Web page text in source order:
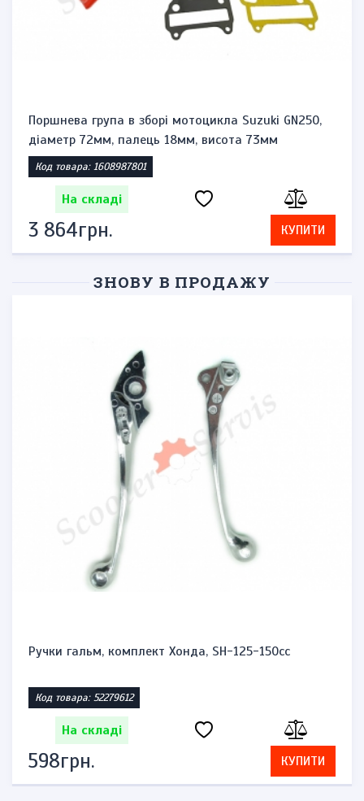
Поршнева група в зборі мотоцикла Suzuki GN250,
діаметр 72мм, палець 18мм, висота 73мм
Код товара: 1608987801
На складі
3 864грн. КУПИТИ
ЗНОВУ В ПРОДАЖУ
Ручки гальм, комплект Хонда, SH-125-150cc
Код товара: 52279612
На складі
598грн. КУПИТИ